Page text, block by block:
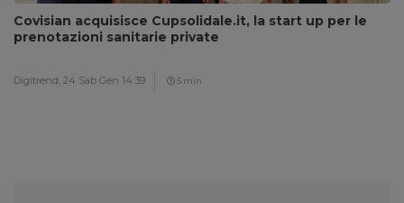
Covisian acquisisce Cupsolidale.it, la start up per le
prenotazioni sanitarie private
Digitrend, 24 Sab Gen 14:39 5 min